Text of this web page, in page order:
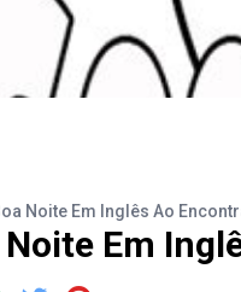
Noite Em Inglês Ao
Noite Em